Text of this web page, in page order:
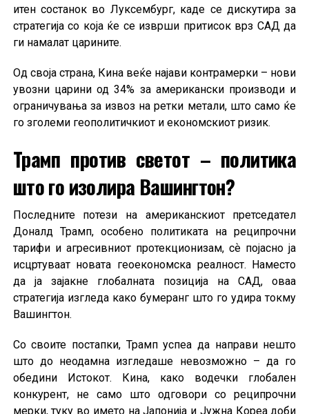
итен состанок во Луксембург, каде се дискутира за
стратегија со која ќе се изврши притисок врз САД да
ги намалат царините.
Од своја страна, Кина веќе најави контрамерки – нови
увозни царини од 34% за американски производи и
ограничувања за извоз на ретки метали, што само ќе
го зголеми геополитичкиот и економскиот ризик.
Трамп против светот – политика
што го изолира Вашингтон?
Последните потези на американскиот претседател
Доналд Трамп, особено политиката на реципрочни
тарифи и агресивниот протекционизам, сѐ појасно ја
исцртуваат новата геоекономска реалност. Наместо
да ја зајакне глобалната позиција на САД, оваа
стратегија изгледа како бумеранг што го удира токму
Вашингтон.
Со своите постапки, Трамп успеа да направи нешто
што до неодамна изгледаше невозможно – да го
обедини Истокот. Кина, како водечки глобален
конкурент, не само што одговори со реципрочни
мерки, туку во името на Јапонија и Јужна Кореа доби